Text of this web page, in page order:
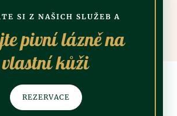
SI Z NAŠICH SLUŽEB A
pivní lázně na
vlastní kůži
REZERVACE